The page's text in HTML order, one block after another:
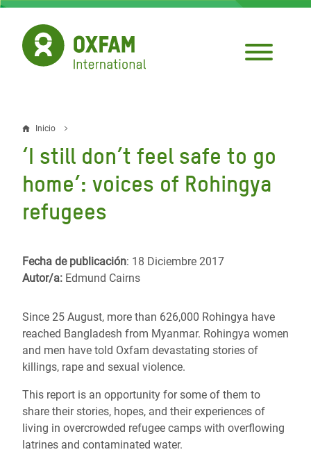
Pasar
contenido
principal
Sobrescribir
enlaces
de
ayuda
la
navegación
Inicio
‘I still don’t feel safe to go
home’: voices of Rohingya
refugees
Fecha de publicación: 18 Diciembre 2017
Autor/a: Edmund Cairns
Since 25 August, more than 626,000 Rohingya have
reached Bangladesh from Myanmar. Rohingya women
and men have told Oxfam devastating stories of
killings, rape and sexual violence.
This report is an opportunity for some of them to
share their stories, hopes, and their experiences of
living in overcrowded refugee camps with overflowing
latrines and contaminated water.